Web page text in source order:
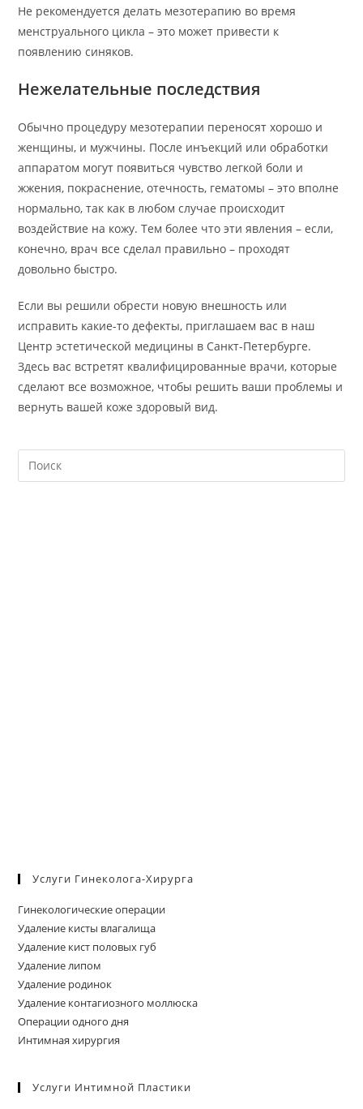
Не рекомендуется делать мезотерапию во время
менструального цикла – это может привести к
появлению синяков.
Нежелательные последствия
Обычно процедуру мезотерапии переносят хорошо и
женщины, и мужчины. После инъекций или обработки
аппаратом могут появиться чувство легкой боли и
жжения, покраснение, отечность, гематомы – это вполне
нормально, так как в любом случае происходит
воздействие на кожу. Тем более что эти явления – если,
конечно, врач все сделал правильно – проходят
довольно быстро.
Если вы решили обрести новую внешность или
исправить какие-то дефекты, приглашаем вас в наш
Центр эстетической медицины в Санкт-Петербурге.
Здесь вас встретят квалифицированные врачи, которые
сделают все возможное, чтобы решить ваши проблемы и
вернуть вашей коже здоровый вид.
Услуги Гинеколога-Хирурга
Гинекологические операции
Удаление кисты влагалища
Удаление кист половых губ
Удаление липом
Удаление родинок
Удаление контагиозного моллюска
Операции одного дня
Интимная хирургия
Услуги Интимной Пластики